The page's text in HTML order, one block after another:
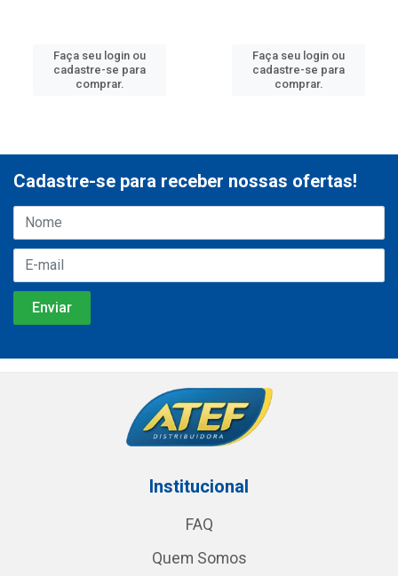
Faça seu login ou
cadastre-se para
comprar.
Faça seu login ou
cadastre-se para
comprar.
Cadastre-se para receber nossas ofertas!
Institucional
FAQ
Quem Somos